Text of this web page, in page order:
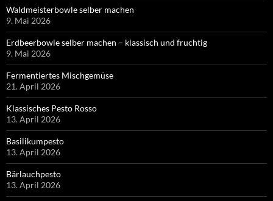
Waldmeisterbowle selber machen
9. Mai 2026
Erdbeerbowle selber machen – klassisch und fruchtig
9. Mai 2026
Fermentiertes Mischgemüse
21. April 2026
Klassisches Pesto Rosso
13. April 2026
Basilikumpesto
13. April 2026
Bärlauchpesto
13. April 2026